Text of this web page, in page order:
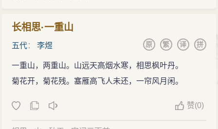
长相思·一重山
五代：李煜 拼
译
繁
原
一重山，两重山。山远天高烟水寒，相思枫叶丹。
菊花开，菊花残。塞雁高飞人未还，一帘风月闲。
赞(0)